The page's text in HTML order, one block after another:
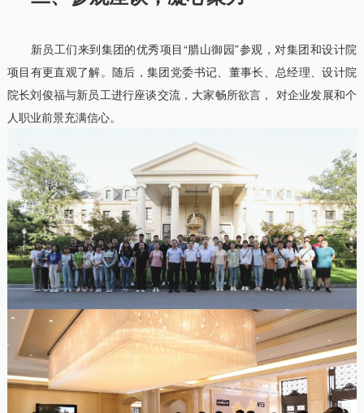
新员工们来到集团的优秀项目“腊山御园”参观，对集团和设计院
项目有更直观了解。随后，集团党委书记、董事长、总经理、设计院
院长刘俊福与新员工进行座谈交流，大家畅所欲言， 对企业发展和个
人职业前景充满信心。